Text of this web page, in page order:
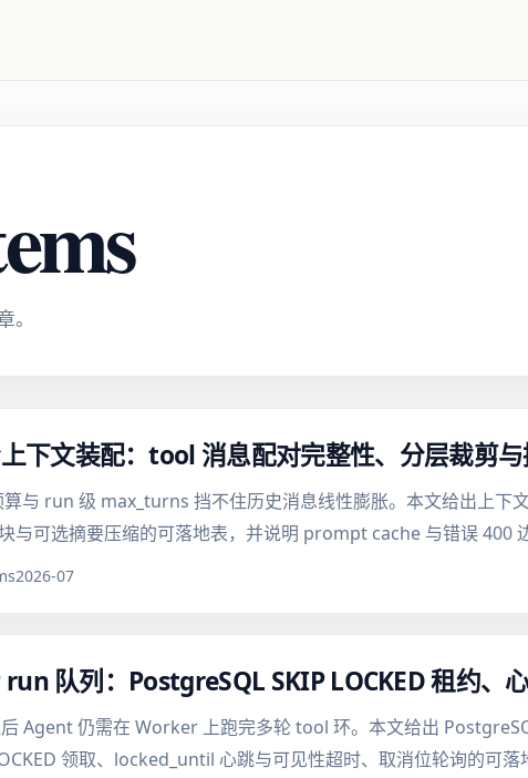
。
下文装配：tool 消息配对完整性、分层裁剪
与 run 级 max_turns 挡不住历史消息线性膨胀。本文给出上
与可选摘要压缩的可落地表，并说明 prompt cache 与错误 400
2026-07
队列：PostgreSQL SKIP LOCKED 租约、
后 Agent 仍需在 Worker 上跑完多轮 tool 环。本文给出
领取、locked_until 心跳与可见性超时、取消位轮询的可